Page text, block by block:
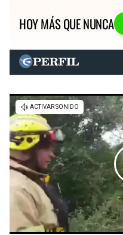
HOY MÁS QUE NUNCA